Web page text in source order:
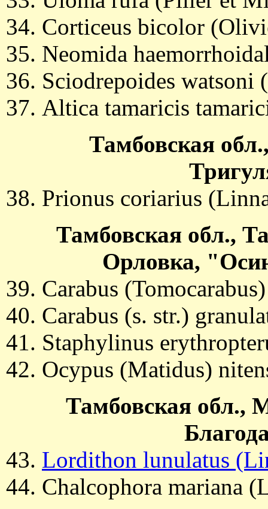
Corticeus bicolor
Neomida
Sciodrepoides watsoni
Altica tamaricis
Тамбовская
Prionus coriarius
Тамбовская обл.,
Орловка,
Carabus
Carabus (s. str.)
Staphylinus
Ocypus (Matidus)
Тамбовская обл.,
Lordithon lunulatus
Chalcophora mariana